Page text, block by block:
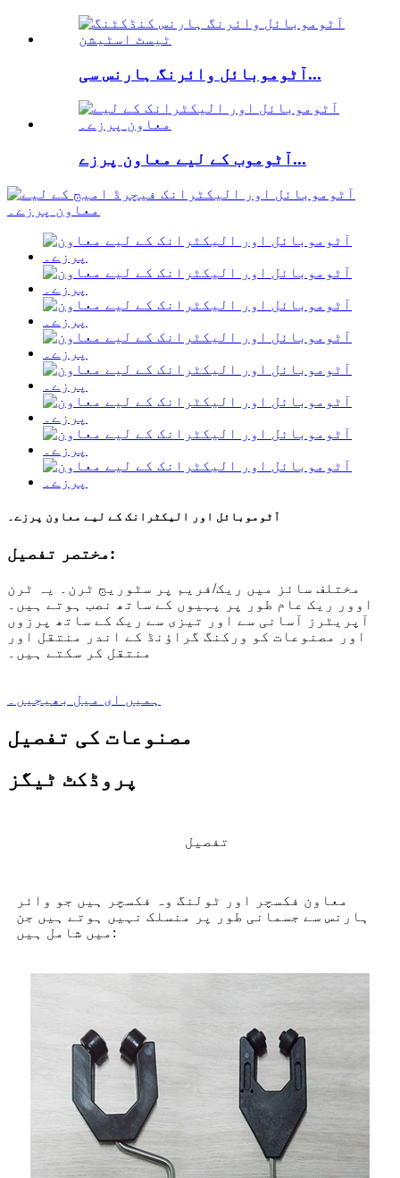
آٹوموبائل وائرنگ ہارنس سی...
آٹوموب کے لیے معاون پرزے...
آٹوموبائل اور الیکٹرانک کے لیے معاون پرزے۔
مختصر تفصیل:
مختلف سائز میں ریک/فریم پر سٹوریج ٹرن۔ یہ ٹرن
اوور ریک عام طور پر پہیوں کے ساتھ نصب ہوتے ہیں۔
آپریٹرز آسانی سے اور تیزی سے ریک کے ساتھ پرزوں
اور مصنوعات کو ورکنگ گراؤنڈ کے اندر منتقل اور
منتقل کر سکتے ہیں۔
ہمیں ای میل بھیجیں۔
مصنوعات کی تفصیل
پروڈکٹ ٹیگز
تفصیل
معاون فکسچر اور ٹولنگ وہ فکسچر ہیں جو وائر
ہارنس سے جسمانی طور پر منسلک نہیں ہوتے ہیں جن
میں شامل ہیں: